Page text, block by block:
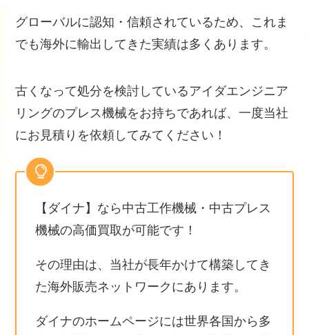
グローバルに認知・信頼されているため、これま
でも海外に輸出してきた実績は多くあります。
古くなって処分を検討しているアイダエンジニア
リングのプレス機械をお持ちであれば、一度当社
にお見積りを依頼してみてください！
【ダイナ】なら中古工作機械・中古プレス
機械の高価買取が可能です！
その理由は、当社が長年かけて構築してき
た海外販売ネットワークにあります。
ダイナのホームページには世界各国から多